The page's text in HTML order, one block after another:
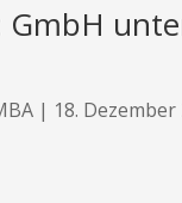
GmbH
| 18. Dezember